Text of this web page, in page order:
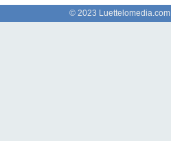
© 2023 Luettelomedia.com